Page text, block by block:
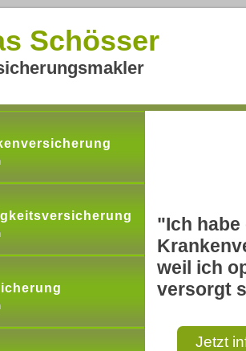
Schösser
"Ich habe
weil ich
versorgt
Jetzt